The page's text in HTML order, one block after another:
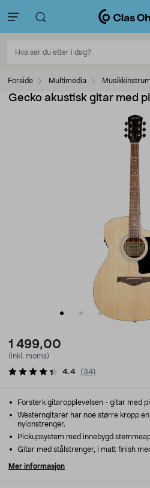
Forside Multimedia
Gecko akustisk gitar med
1 499,00
(inkl. moms)
4.4 (34)
Forsterk gitaropplevelsen - gitar med
Westerngitarer har noe større kropp
nylonstrenger.
Pickupsystem med innebygd
Gitar med stålstrenger, i matt finish
Mer informasjon